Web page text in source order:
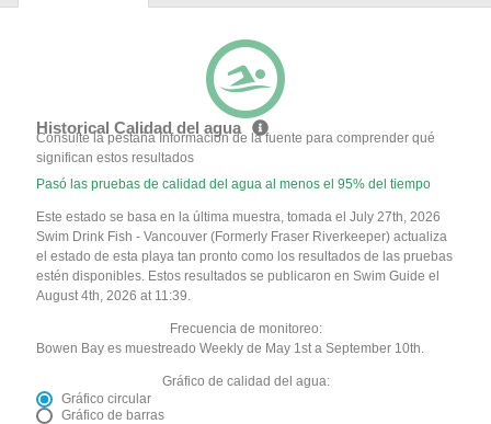
Historical Calidad del agua
Consulte la pestaña Información de la fuente para comprender qué
significan estos resultados
Pasó las pruebas de calidad del agua al menos el 95% del tiempo
Este estado se basa en la última muestra, tomada el July 27th, 2026
Swim Drink Fish - Vancouver (Formerly Fraser Riverkeeper) actualiza
el estado de esta playa tan pronto como los resultados de las pruebas
estén disponibles. Estos resultados se publicaron en Swim Guide el
August 4th, 2026 at 11:39.
Frecuencia de monitoreo:
Bowen Bay es muestreado Weekly de May 1st a September 10th.
Gráfico de calidad del agua:
Gráfico circular
Gráfico de barras